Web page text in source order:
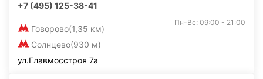
+7 (495) 125-38-41
Говорово(1,35 км)
Солнцево(930 м)
Пн-Вс: 09:00 - 21:00
ул.Главмосстроя 7а